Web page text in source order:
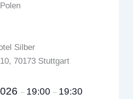
Silber
70173 Stuttgart
– 19:00– 19:30